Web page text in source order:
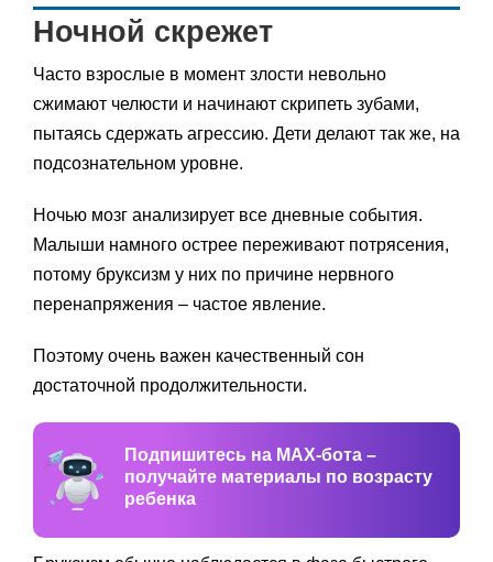
Ночной скрежет
Часто взрослые в момент злости невольно
сжимают челюсти и начинают скрипеть зубами,
пытаясь сдержать агрессию. Дети делают так же, на
подсознательном уровне.
Ночью мозг анализирует все дневные события.
Малыши намного острее переживают потрясения,
потому бруксизм у них по причине нервного
перенапряжения – частое явление.
Поэтому очень важен качественный сон
достаточной продолжительности.
Подпишитесь на MAX-бота –
получайте материалы по возрасту
ребенка